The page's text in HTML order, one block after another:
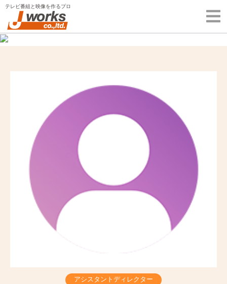
Skip
content
テレビ番組と映像を作るプロ
アシスタントディレクター